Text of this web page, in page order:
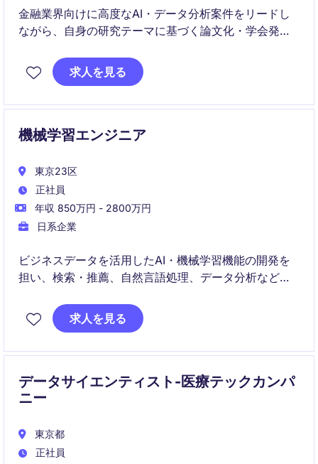
金融業界向けに高度なAI・データ分析案件をリードし
ながら、自身の研究テーマに基づく論文化・学会発表
す。実務と研究を並行して推進できる環境で、生成AI
や機械学習などの先端技術を、実ビジネス課題に適
求人を見る
機械学習エンジニア
東京23区
正社員
年収 850万円 - 2800万円
日系企業
ビジネスデータを活用したAI・機械学習機能の開発を
担い、検索・推薦、自然言語処理、データ分析など幅
プロダクト開発やデータ戦略と連携しながら、実用レ
ベルのAI機能の設計・実装・最適化まで一貫して携わ
求人を見る
データサイエンティスト-医療テックカンパ
ニー
東京都
正社員